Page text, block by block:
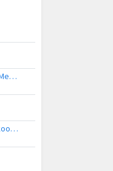
Ambulancehelikopter naar Leeuwarden Medical Center Heliport
Ambulancehelikopter naar Schiermonnikoog Heliport